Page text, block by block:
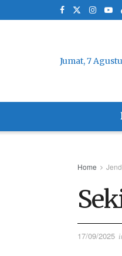
Jumat, 7
Home
17/09/2025